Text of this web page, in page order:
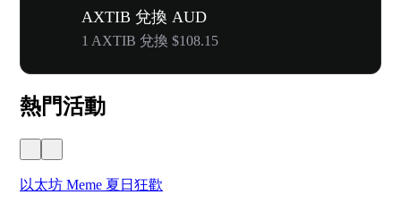
AXTIB 兌換 AUD
1 AXTIB 兌換 $108.15
熱門活動
以太坊 Meme 夏日狂歡